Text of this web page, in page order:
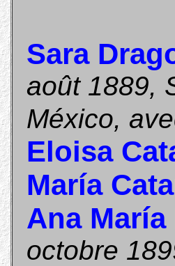
Sara
août 1889,
México,
Eloisa
María
Ana
octobre